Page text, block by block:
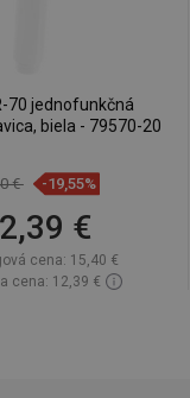
70 jednofunkčná
biela - 79570-20
€ -19,55%
€
cena: 15,40 €
cena: 12,39 €